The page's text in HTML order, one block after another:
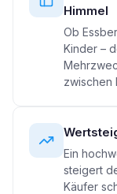
Himmel
Ob
Kinder –
zwischen
Ein
steigert
Käufer